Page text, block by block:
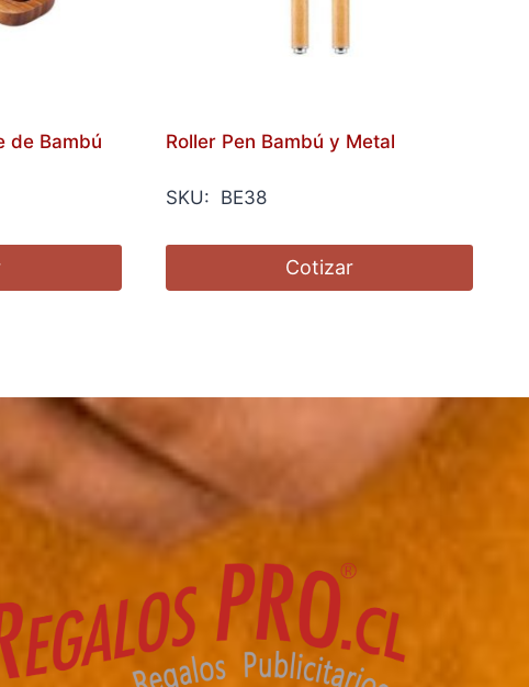
de Bambú Roller Pen Bambú y Metal
SKU: BE38
Cotizar